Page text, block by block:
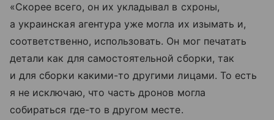
«Скорее всего, он их укладывал в схроны,
а украинская агентура уже могла их изымать и,
соответственно, использовать. Он мог печатать
детали как для самостоятельной сборки, так
и для сборки какими-то другими лицами. То есть
я не исключаю, что часть дронов могла
собираться где-то в другом месте.